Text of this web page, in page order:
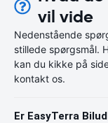
vil vide
Nedenstående
stillede spørgsmål.
kan du kikke på
kontakt os.
Er EasyTerra